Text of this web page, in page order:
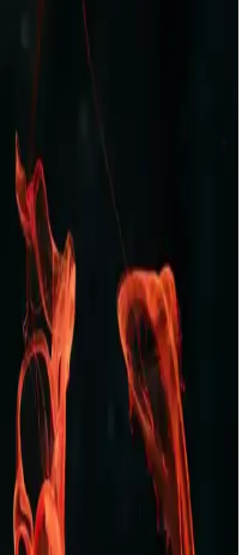
alabilir kumaşlardan üretilir,
uygun fiyat ve kalite dengesi
Terlik: Şıklık ve
Tasarım
şık tasarımı ve ortopedik
nefes alabilir yapısıyla gün
Rahat ve
olup, rahatlık ve şıklığı
seçenekleriyle ev
Kot Seçenekleri:
Koleksiyonlar
şıklık ve
resmi tarzlara uygun